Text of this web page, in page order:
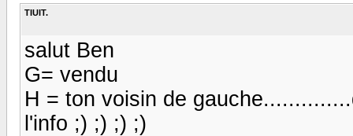
TIUIT.
salut Ben
G= vendu
H = ton voisin de
l'info ;) ;) ;) ;)